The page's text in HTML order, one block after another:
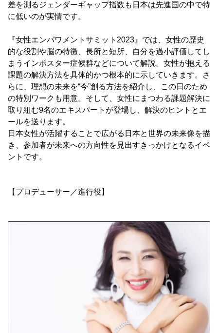
差を測るジェンダーギャップ指数も日本は先進国の中で特
に低いのが実情です。
『女性エンパワメントサミット2023』では、女性の歴史
的な役割や脳の特徴、長所と短所、自分を過小評価してし
まうインポスター症候群などについて解説。女性が抱える
課題の解決方法を具体的かつ根本的に示していきます。さ
らに、理想の未来を“今”創る方法を紹介し、この日のため
の特別ワークも用意。そして、女性にまつわる課題解決に
取り組む9名のエキスパートが登場し、解決のヒントとエ
ールを送ります。
日本女性が活躍することで広がる日本と世界の未来像を描
き、参加者が未来への方向性を見出すきっかけとなるイベ
ントです。
【プロデューサー／進行役】